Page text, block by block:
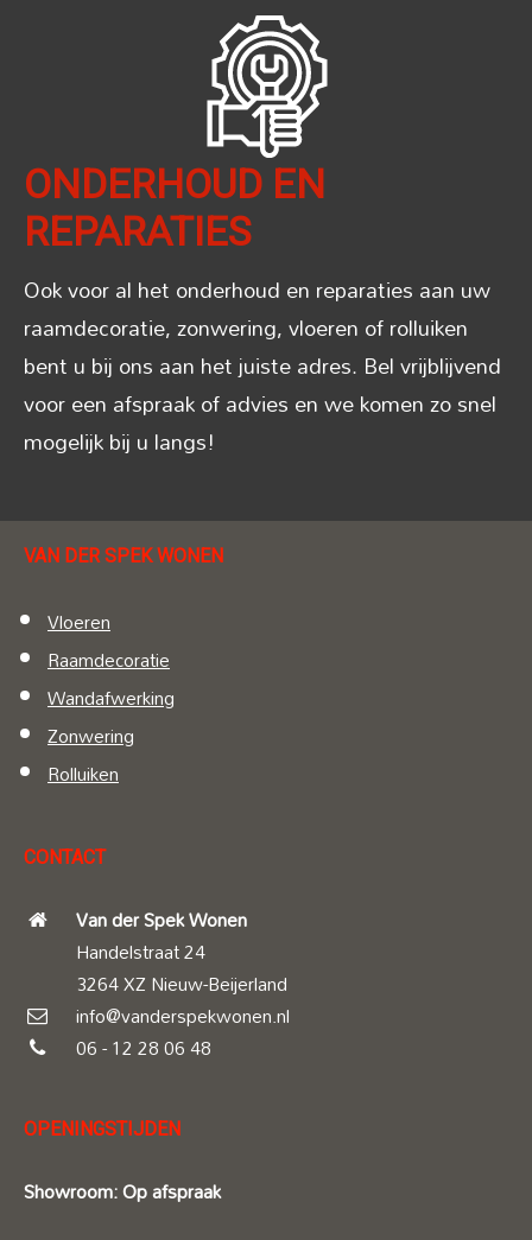
ONDERHOUD EN
REPARATIES
Ook voor al het onderhoud en reparaties aan uw
raamdecoratie, zonwering, vloeren of rolluiken
bent u bij ons aan het juiste adres. Bel vrijblijvend
voor een afspraak of advies en we komen zo snel
mogelijk bij u langs!
VAN DER SPEK WONEN
Vloeren
Raamdecoratie
Wandafwerking
Zonwering
Rolluiken
CONTACT
Van der Spek Wonen
Handelstraat 24
3264 XZ Nieuw-Beijerland
info@vanderspekwonen.nl
06 - 12 28 06 48
OPENINGSTIJDEN
Showroom: Op afspraak